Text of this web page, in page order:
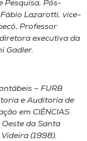
Pesquisa, Pós-
Lazarotti, ​v​ice-
Professor
​e​xecutiva da
Gadler.
– FURB
e Auditoria de
em CIÊNCIAS
Oeste da Santa
(1998).